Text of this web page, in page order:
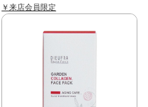
￥来店会員限定